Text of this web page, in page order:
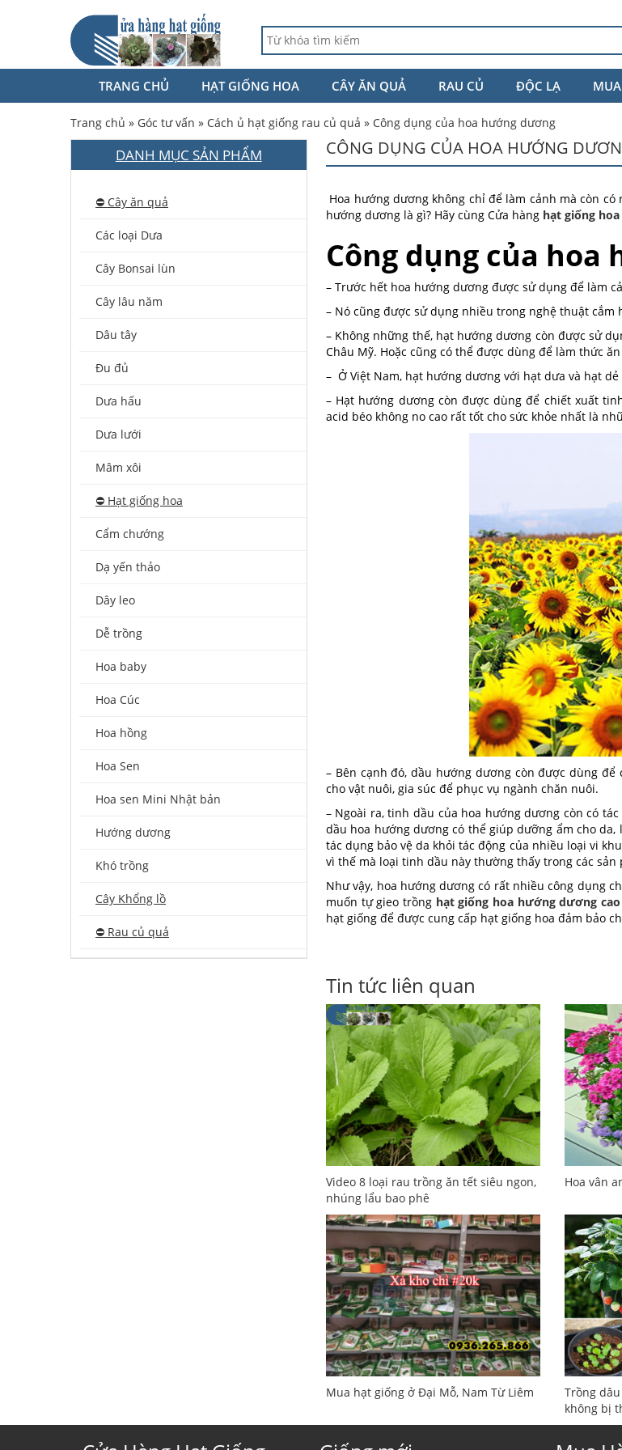
TRANG CHỦ HẠT GIỐNG HOA CÂY ĂN QUẢ RAU CỦ ĐỘC LẠ
Trang chủ » Góc tư vấn » Cách ủ hạt giống rau củ quả » Công dụng của hoa hướng dương
CÔNG DỤNG CỦA HOA HƯỚNG
Hoa hướng dương không chỉ để làm cảnh mà còn
hướng dương là gì? Hãy cùng Cửa hàng hạt giống hoa
Công dụng của hoa
– Trước hết hoa hướng dương được sử dụng để làm
– Nó cũng được sử dụng nhiều trong nghệ thuật cắm
– Không những thế, hạt hướng dương còn được sử
Châu Mỹ. Hoặc cũng có thể được dùng để làm thức
– Ở Việt Nam, hạt hướng dương với hạt dưa và hạt
– Hạt hướng dương còn được dùng để chiết xuất
acid béo không no cao rất tốt cho sức khỏe nhất là
– Bên cạnh đó, dầu hướng dương còn được dùng
cho vật nuôi, gia súc để phục vụ ngành chăn nuôi.
– Ngoài ra, tinh dầu của hoa hướng dương còn có
dầu hoa hướng dương có thể giúp dưỡng ẩm cho
tác dụng bảo vệ da khỏi tác động của nhiều loại vi
vì thế mà loại tinh dầu này thường thấy trong các
Như vậy, hoa hướng dương có rất nhiều công dụng
muốn tự gieo trồng hạt giống hoa hướng dương cao
hạt giống để được cung cấp hạt giống hoa đảm bảo
Tin tức liên quan
Video 8 loại rau trồng ăn tết siêu ngon,
nhúng lẩu bao phê
Hoa vân
Mua hạt giống ở Đại Mỗ, Nam Từ Liêm
Trồng
không bị
DANH MỤC SẢN PHẨM
⛔️ Cây ăn quả
Các loại Dưa
Cây Bonsai lùn
Cây lâu năm
Dâu tây
Đu đủ
Dưa hấu
Dưa lưới
Mâm xôi
⛔️ Hạt giống hoa
Cẩm chướng
Dạ yến thảo
Dây leo
Dễ trồng
Hoa baby
Hoa Cúc
Hoa hồng
Hoa Sen
Hoa sen Mini Nhật bản
Hướng dương
Khó trồng
Cây Khổng lồ
⛔️ Rau củ quả